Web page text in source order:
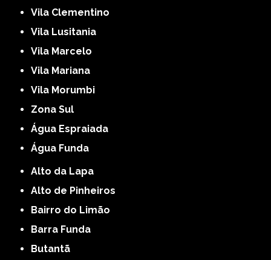
Vila Clementino
Vila Lusitania
Vila Marcelo
Vila Mariana
Vila Morumbi
Zona Sul
Água Espraiada
Água Funda
Alto da Lapa
Alto de Pinheiros
Bairro do Limão
Barra Funda
Butantã